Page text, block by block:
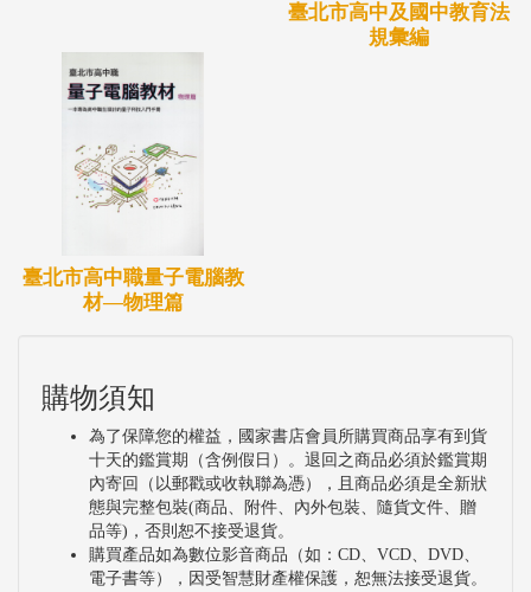
臺北市高中及國中教育法
規彙編
臺北市高中職量子電腦教
材—物理篇
購物須知
為了保障您的權益，國家書店會員所購買商品享有到貨
十天的鑑賞期（含例假日）。退回之商品必須於鑑賞期
內寄回（以郵戳或收執聯為憑），且商品必須是全新狀
態與完整包裝(商品、附件、內外包裝、隨貨文件、贈
品等)，否則恕不接受退貨。
購買產品如為數位影音商品（如：CD、VCD、DVD、
電子書等），因受智慧財產權保護，恕無法接受退貨。